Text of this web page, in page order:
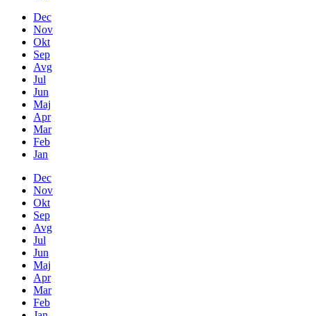
Dec
Nov
Okt
Sep
Avg
Jul
Jun
Maj
Apr
Mar
Feb
Jan
Dec
Nov
Okt
Sep
Avg
Jul
Jun
Maj
Apr
Mar
Feb